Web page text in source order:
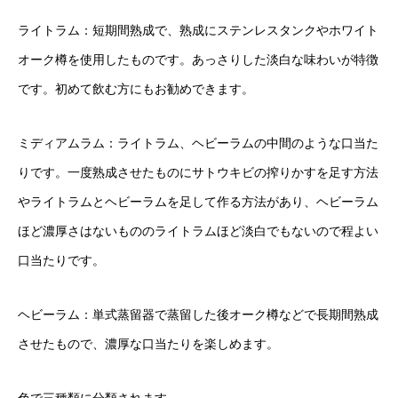
ライトラム：短期間熟成で、熟成にステンレスタンクやホワイト
オーク樽を使用したものです。あっさりした淡白な味わいが特徴
です。初めて飲む方にもお勧めできます。
ミディアムラム：ライトラム、ヘビーラムの中間のような口当た
りです。一度熟成させたものにサトウキビの搾りかすを足す方法
やライトラムとヘビーラムを足して作る方法があり、ヘビーラム
ほど濃厚さはないもののライトラムほど淡白でもないので程よい
口当たりです。
ヘビーラム：単式蒸留器で蒸留した後オーク樽などで長期間熟成
させたもので、濃厚な口当たりを楽しめます。